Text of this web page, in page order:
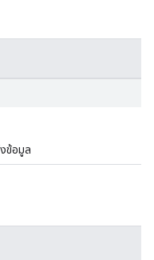
ข้อมูล